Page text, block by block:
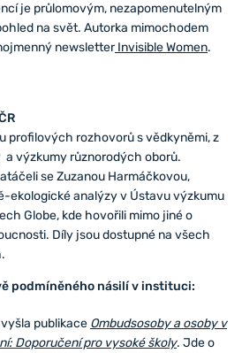
je průlomovým, nezapomenutelným
na svět. Autorka mimochodem
newsletterInvisible Women.
profilových rozhovorů s vědkyněmi, z
výzkumy různorodých oborů.
se Zuzanou Harmáčkovou,
ekologické analýzy v Ústavu výzkumu
Globe, kde hovořili mimo jiné o
Díly jsou dostupné na všech
podmíněného násilí v instituci:
publikace Ombudsosoby a osoby v
Doporučení pro vysoké školy. Jde o